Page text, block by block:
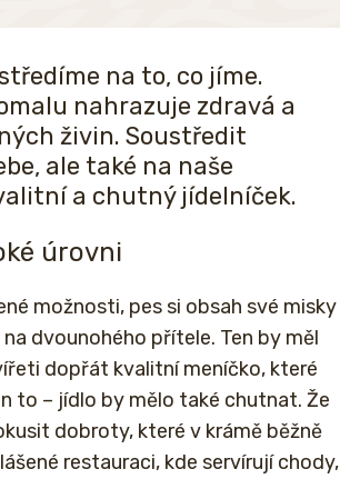
na to, co jíme.
nahrazuje zdravá a
živin. Soustředit
ale také na naše
a chutný jídelníček.
úrovni
možnosti, pes si obsah své misky
dvounohého přítele. Ten by měl
dopřát kvalitní meníčko, které
to – jídlo by mělo také chutnat. Že
dobroty, které v krámě běžně
restauraci, kde servírují chody,